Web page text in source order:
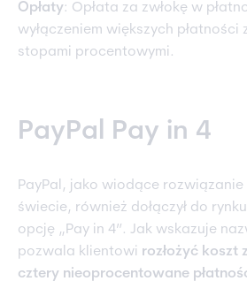
Opłaty: Opłata za zwłokę w
wyłączeniem większych płatności
stopami procentowymi.
PayPal Pay in 4
PayPal, jako wiodące rozwiązanie
świecie, również dołączył do
opcję „Pay in 4”. Jak wskazuje
pozwala klientowi rozłożyć koszt
cztery nieoprocentowane